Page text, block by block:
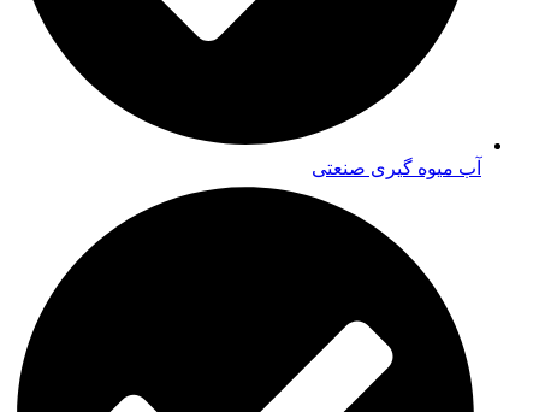
آب میوه گیری صنعتی